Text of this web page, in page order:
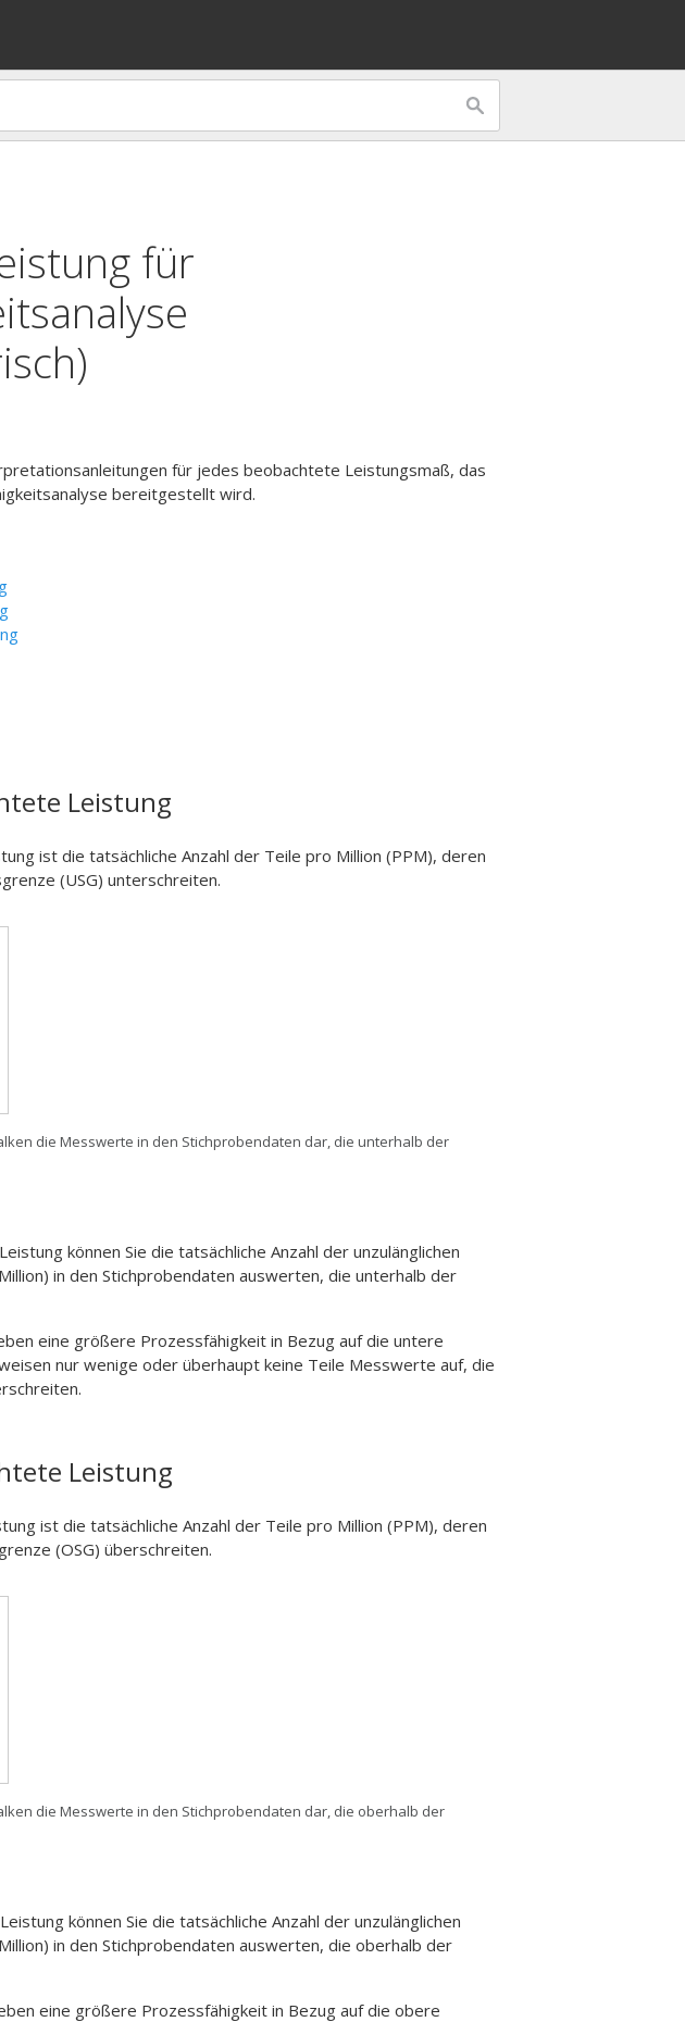
für
für jedes beobachtete Leistungsmaß, das
bereitgestellt wird.
Leistung
ist die tatsächliche Anzahl der Teile pro Million (PPM), deren
(USG) unterschreiten.
die Messwerte in den Stichprobendaten dar, die unterhalb der
können Sie die tatsächliche Anzahl der unzulänglichen
in den Stichprobendaten auswerten, die unterhalb der
eine größere Prozessfähigkeit in Bezug auf die untere
nur wenige oder überhaupt keine Teile Messwerte auf, die
Leistung
ist die tatsächliche Anzahl der Teile pro Million (PPM), deren
(OSG) überschreiten.
die Messwerte in den Stichprobendaten dar, die oberhalb der
können Sie die tatsächliche Anzahl der unzulänglichen
in den Stichprobendaten auswerten, die oberhalb der
eine größere Prozessfähigkeit in Bezug auf die obere